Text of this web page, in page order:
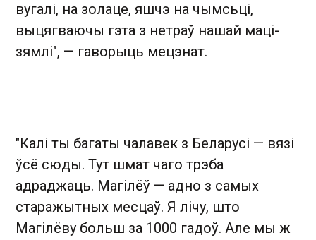
вугалі, на золаце, яшчэ на чымсьці,
выцягваючы гэта з нетраў нашай маці-
зямлі", — гаворыць мецэнат.
"Калі ты багаты чалавек з Беларусі — вязі
ўсё сюды. Тут шмат чаго трэба
адраджаць. Магілёў — адно з самых
старажытных месцаў. Я лічу, што
Магілёву больш за 1000 гадоў. Але мы ж